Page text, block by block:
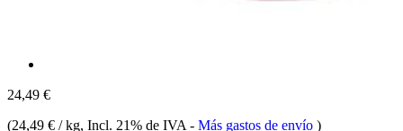
24,49 €
(24,49 € / kg, Incl. 21% de IVA - Más gastos de envío )